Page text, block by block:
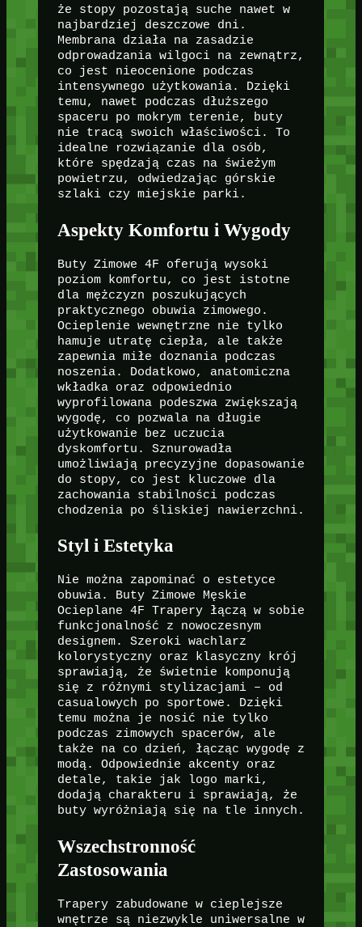
że stopy pozostają suche nawet w
najbardziej deszczowe dni.
Membrana działa na zasadzie
odprowadzania wilgoci na zewnątrz,
co jest nieocenione podczas
intensywnego użytkowania. Dzięki
temu, nawet podczas dłuższego
spaceru po mokrym terenie, buty
nie tracą swoich właściwości. To
idealne rozwiązanie dla osób,
które spędzają czas na świeżym
powietrzu, odwiedzając górskie
szlaki czy miejskie parki.
Aspekty Komfortu i Wygody
Buty Zimowe 4F oferują wysoki
poziom komfortu, co jest istotne
dla mężczyzn poszukujących
praktycznego obuwia zimowego.
Ocieplenie wewnętrzne nie tylko
hamuje utratę ciepła, ale także
zapewnia miłe doznania podczas
noszenia. Dodatkowo, anatomiczna
wkładka oraz odpowiednio
wyprofilowana podeszwa zwiększają
wygodę, co pozwala na długie
użytkowanie bez uczucia
dyskomfortu. Sznurowadła
umożliwiają precyzyjne dopasowanie
do stopy, co jest kluczowe dla
zachowania stabilności podczas
chodzenia po śliskiej nawierzchni.
Styl i Estetyka
Nie można zapominać o estetyce
obuwia. Buty Zimowe Męskie
Ocieplane 4F Trapery łączą w sobie
funkcjonalność z nowoczesnym
designem. Szeroki wachlarz
kolorystyczny oraz klasyczny krój
sprawiają, że świetnie komponują
się z różnymi stylizacjami – od
casualowych po sportowe. Dzięki
temu można je nosić nie tylko
podczas zimowych spacerów, ale
także na co dzień, łącząc wygodę z
modą. Odpowiednie akcenty oraz
detale, takie jak logo marki,
dodają charakteru i sprawiają, że
buty wyróżniają się na tle innych.
Wszechstronność
Zastosowania
Trapery zabudowane w cieplejsze
wnętrze są niezwykle uniwersalne w